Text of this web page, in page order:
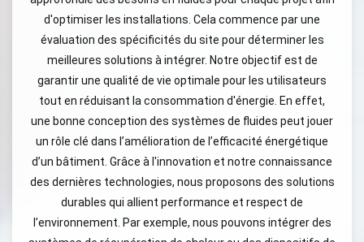
d'optimiser les installations. Cela commence par une
évaluation des spécificités du site pour déterminer les
meilleures solutions à intégrer. Notre objectif est de
garantir une qualité de vie optimale pour les utilisateurs
tout en réduisant la consommation d'énergie. En effet,
une bonne conception des systèmes de fluides peut jouer
un rôle clé dans l’amélioration de l’efficacité énergétique
d’un bâtiment. Grâce à l'innovation et notre connaissance
des dernières technologies, nous proposons des solutions
durables qui allient performance et respect de
l’environnement. Par exemple, nous pouvons intégrer des